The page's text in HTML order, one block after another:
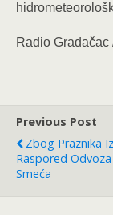
Radio Gradačac
Previous Post
Zbog Praznika
Raspored
Smeća